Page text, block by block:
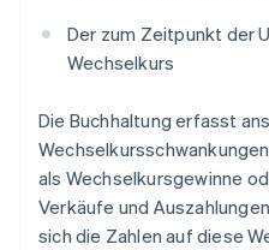
Der zum Zeitpunkt der
Wechselkurs
Die Buchhaltung erfasst
als Wechselkursgewinne
Verkäufe und
sich die Zahlen auf diese